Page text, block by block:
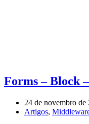
Forms – Block
24 de novembro de
Artigos,